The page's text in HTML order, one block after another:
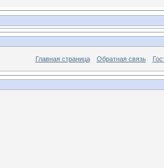
Главная страница Обратная связь